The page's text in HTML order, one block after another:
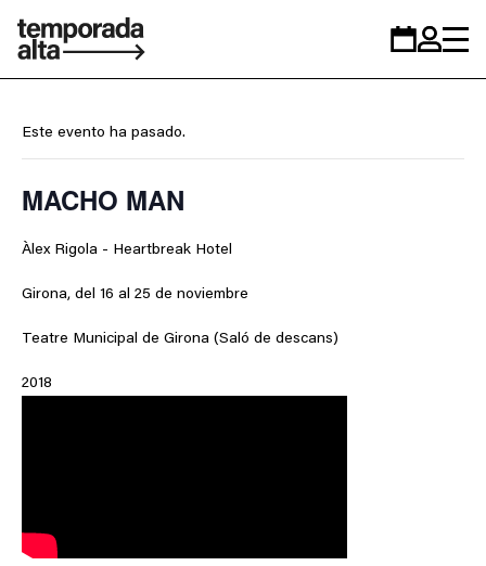
Temporada
personal
Este evento ha pasado.
MACHO MAN
Àlex Rigola - Heartbreak Hotel
Girona, del 16 al 25 de noviembre
Teatre Municipal de Girona (Saló de descans)
2018